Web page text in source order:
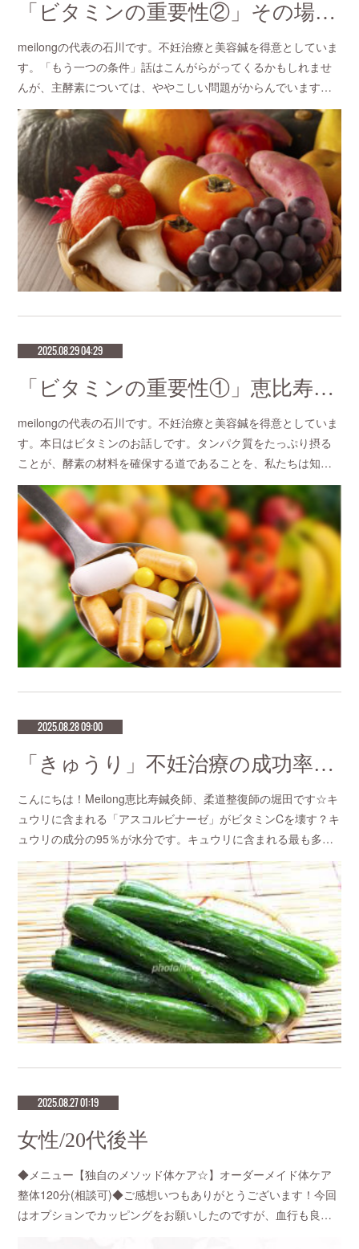
「ビタミンの重要性②」その場で効果を感じる針治療をお探しなら恵比寿meilong
meilongの代表の石川です。不妊治療と美容鍼を得意としていま
す。「もう一つの条件」話はこんがらがってくるかもしれませ
んが、主酵素については、ややこしい問題がからんでいます…
2025.08.29 04:29
「ビタミンの重要性①」恵比寿で口コミNo 1美容鍼灸ならmeilong
meilongの代表の石川です。不妊治療と美容鍼を得意としていま
す。本日はビタミンのお話しです。タンパク質をたっぷり摂る
ことが、酵素の材料を確保する道であることを、私たちは知…
2025.08.28 09:00
「きゅうり」不妊治療の成功率が高い鍼灸サロン 恵比寿meilong
こんにちは！Meilong恵比寿鍼灸師、柔道整復師の堀田です☆キ
ュウリに含まれる「アスコルビナーゼ」がビタミンCを壊す？キ
ュウリの成分の95％が水分です。キュウリに含まれる最も多…
2025.08.27 01:19
女性/20代後半
◆メニュー【独自のメソッド体ケア☆】オーダーメイド体ケア
整体120分(相談可)◆ご感想いつもありがとうございます！今回
はオプションでカッピングをお願いしたのですが、血行も良…